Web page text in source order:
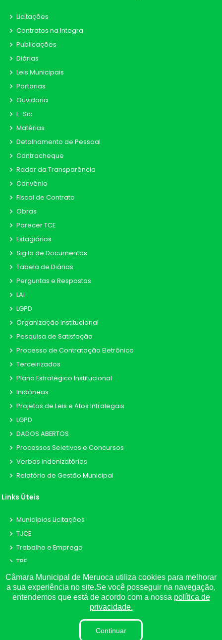
Licitações
Contratos na Integra
Publicações
Diárias
Leis Municipais
Portarias
Ouvidoria
E-Sic
Matérias
Detalhamento de Pessoal
Contracheque
Radar da Transparência
Convênio
Fiscal de Contrato
Obras
Parecer TCE
Estagiários
Sigilo de Documentos
Tabela de Diárias
Perguntas e Respostas
LAI
LGPD
Organização Institucional
Pesquisa de Satisfação
Processo de Contratação Eletrônico
Terceirizados
Plano Estratégico Institucional
Inidôneas
Projetos de Leis e Atos Infralegais
LGPD
DADOS ABERTOS
Processos Seletivos e Concursos
Verbas Indenizatórias
Relatório de Gestão Municipal
Links Úteis
Municípios Licitações
TJCE
Trabalho e Emprego
TRE
TCE
Plugwin Sistemas. Todos os direitos reservados.
Câmara Municipal de Meruoca utiliza cookies para melhorar
a sua experiência no site.Se você posseguir na navegação,
entendemos que está de acordo com a nossa política de
privacidade.
Continuar